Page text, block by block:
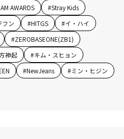
AWARDS #Stray Kids
フン #HITGS #イ・ハイ
#ZEROBASEONE(ZB1)
神起 #キム・スヒョン
#NewJeans #ミン・ヒジン